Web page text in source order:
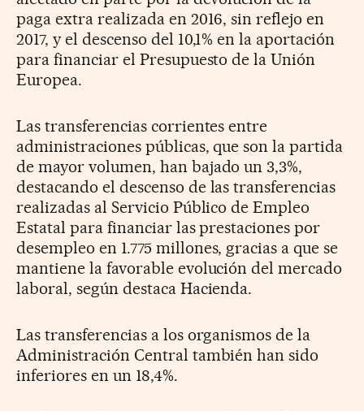
paga extra realizada en 2016, sin reflejo en
2017, y el descenso del 10,1% en la aportación
para financiar el Presupuesto de la Unión
Europea.
Las transferencias corrientes entre
administraciones públicas, que son la partida
de mayor volumen, han bajado un 3,3%,
destacando el descenso de las transferencias
realizadas al Servicio Público de Empleo
Estatal para financiar las prestaciones por
desempleo en 1.775 millones, gracias a que se
mantiene la favorable evolución del mercado
laboral, según destaca Hacienda.
Las transferencias a los organismos de la
Administración Central también han sido
inferiores en un 18,4%.